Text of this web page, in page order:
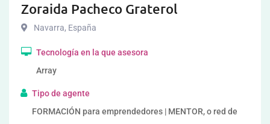
Zoraida Pacheco Graterol
Navarra, España
Tecnología en la que asesora
Array
Tipo de agente
FORMACIÓN para emprendedores | MENTOR, o red de